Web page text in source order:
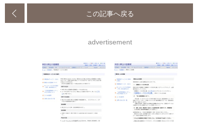
この記事へ戻る
advertisement